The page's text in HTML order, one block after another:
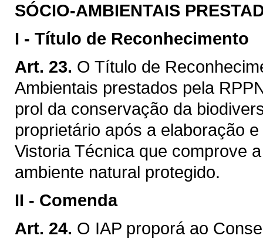
SÓCIO-AMBIENTAIS
I - Título de Reconhecimento
Art. 23. O Título de
Ambientais prestados pela
prol da conservação da
proprietário após a elaboração
Vistoria Técnica que comprove
ambiente natural protegido.
II - Comenda
Art. 24. O IAP proporá ao